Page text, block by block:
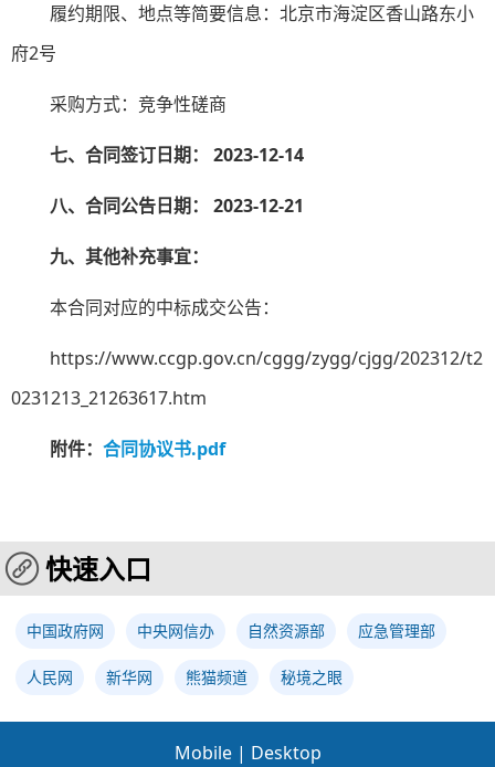
履约期限、地点等简要信息：北京市海淀区香山路东小
府2号
采购方式： 竞争性磋商
七、合同签订日期： 2023-12-14
八、合同公告日期： 2023-12-21
九、其他补充事宜：
本合同对应的中标成交公告：
https://www.ccgp.gov.cn/cggg/zygg/cjgg/202312/t2
0231213_21263617.htm
附件： 合同协议书.pdf
快速入口
中国政府网 中央网信办 自然资源部 应急管理部
人民网 新华网 熊猫频道 秘境之眼
Mobile | Desktop